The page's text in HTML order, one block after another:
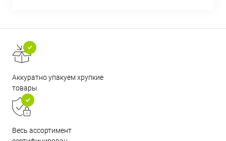
Аккуратно упакуем хрупкие
товары
Весь ассортимент